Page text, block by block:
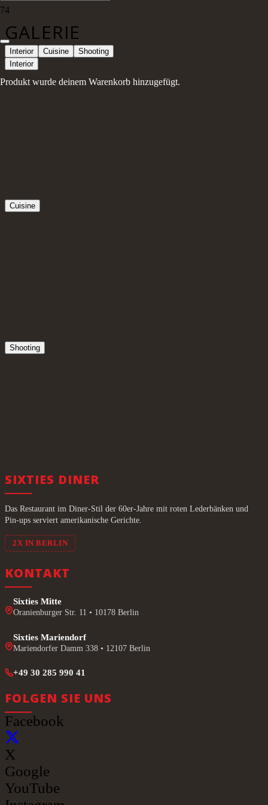
Produkt wurde deinem Warenkorb hinzugefügt.
GALERIE
Interior Cuisine
Shooting
Interior
Cuisine
Shooting
SIXTIES DINER
Das Restaurant im Diner-Stil der 60er-Jahre mit roten Lederbänken und
Pin-ups serviert amerikanische Gerichte.
2X IN BERLIN
KONTAKT
Sixties Mitte
Oranienburger Str. 11 • 10178 Berlin
Sixties Mariendorf
Mariendorfer Damm 338 • 12107 Berlin
+49 30 285 990 41
FOLGEN SIE UNS
Facebook
X
Google
YouTube